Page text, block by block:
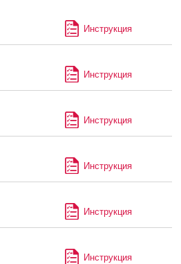
Инструкция
Инструкция
Инструкция
Инструкция
Инструкция
Инструкция